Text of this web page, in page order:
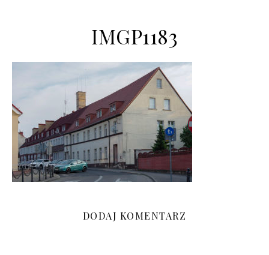
IMGP1183
DODAJ KOMENTARZ